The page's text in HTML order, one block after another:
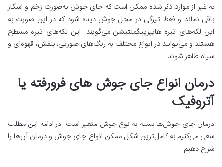
به غیر از موارد ذکر شده ممکن است که جای جوش به‌صورت زخم و اسکار
باقی نماند و فقط تیرگی در محل جوش دیده شود که در این صورت به
این لکه‌های تیره هایپرپیگمنتیشن می‌گویند. این لکه‌های تیره مسطح
هستند و می‌توانند در انواع مختلف به رنگ‌های صورتی، بنفش، قهوه‌ای و
سیاه ظاهر شوند.
درمان انواع جای جوش های فرورفته یا
آتروفیک
درمان جای جوش‌ها بسته به نوع جوش متغیر است. در ادامه این مطلب
سعی می‌کنیم به کامل‌ترین شکل ممکن انواع جای جوش و درمان آن‌ها را
شرح دهیم.